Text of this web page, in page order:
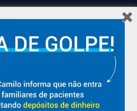
há mais de 50 anos cuidando da saúde
e compromisso com a vida em